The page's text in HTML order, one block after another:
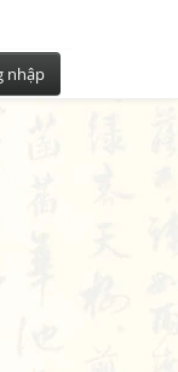
nhập